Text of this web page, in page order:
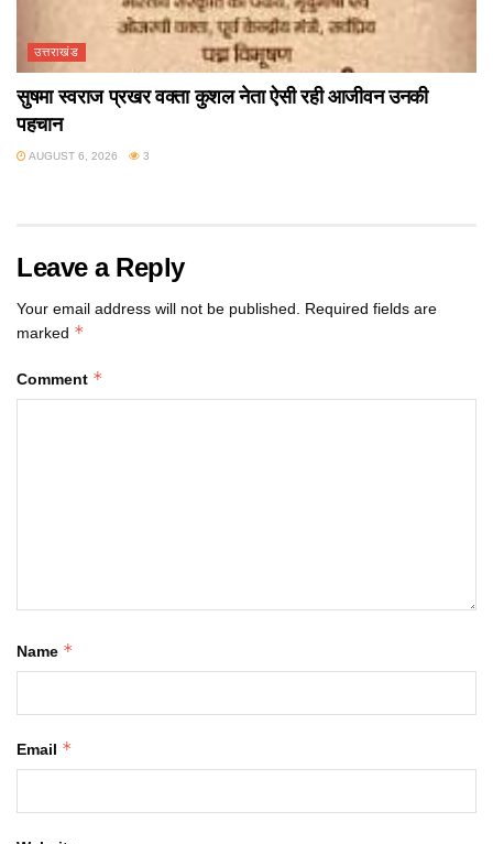
उत्तराखंड
सुषमा स्वराज प्रखर वक्ता कुशल नेता ऐसी रही आजीवन उनकी
पहचान
AUGUST 6, 2026 3
Leave a Reply
Your email address will not be published. Required fields are
marked *
Comment *
Name *
Email *